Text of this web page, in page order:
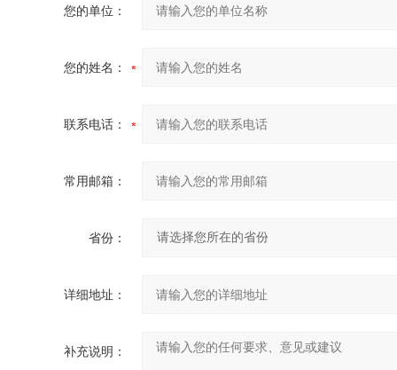
您的单位：
您的姓名：
联系电话：
常用邮箱：
省份：
详细地址：
补充说明：